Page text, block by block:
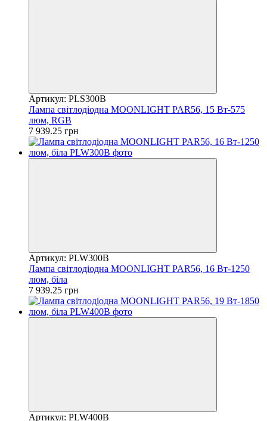
Артикул: PLS300B
Лампа світлодіодна MOONLIGHT PAR56, 15 Вт-575
люм, RGB
7 939.25 грн
Артикул: PLW300B
Лампа світлодіодна MOONLIGHT PAR56, 16 Вт-1250
люм, біла
7 939.25 грн
Артикул: PLW400B